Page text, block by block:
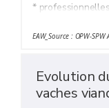
*
EAW_Source : OPW-SPW
Evolution
vaches